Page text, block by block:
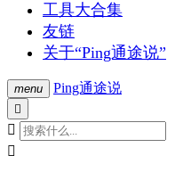
工具大合集
友链
关于“Ping通途说”
menu Ping通途说


